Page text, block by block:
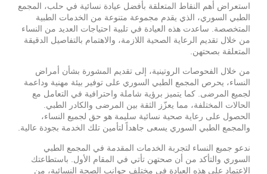
استعراض أهم النقاط المتعلقة بأفضل عيادة نسائية في حلب، المجمع
الطبي السوري، الذي يقدم مجموعة متنوعة من الخدمات الطبية
المتخصصة. ساعدت هذه العيادة في تلبية احتياجات العديد من النساء
من خلال تقديم الرعاية الصحية اللازمة، والاهتمام بالتفاصيل الدقيقة
المتعلقة بصحتهن.
من خلال الفحوصات الروتينية، إلى تقديم المشورة بشأن أمراض
النساء، يحرص المجمع الطبي السوري على توفير بيئة مهنية وداعمة
لجميع المرضى. كما يتميز برؤية شاملة واحترافية في التعامل مع
الحالات المختلفة، مما يعزّز الثقة بين المرضى والكادر الطبي.
الحصول على رعاية صحية نسائية سليمة هو حق لجميع النساء،
والمجمع الطبي السوري يسعى جاهداً لتأمين تلك الخدمة بجودة عالية.
ندعو جميع النساء لتجربة الخدمات المقدمة في المجمع الطبي
السوري والتأكد من أن صحتهن تأتي في المقام الأول. باستطاعتك
الاعتماد على هذه العيادة في مختلف جوانب الصحة النسائية، من